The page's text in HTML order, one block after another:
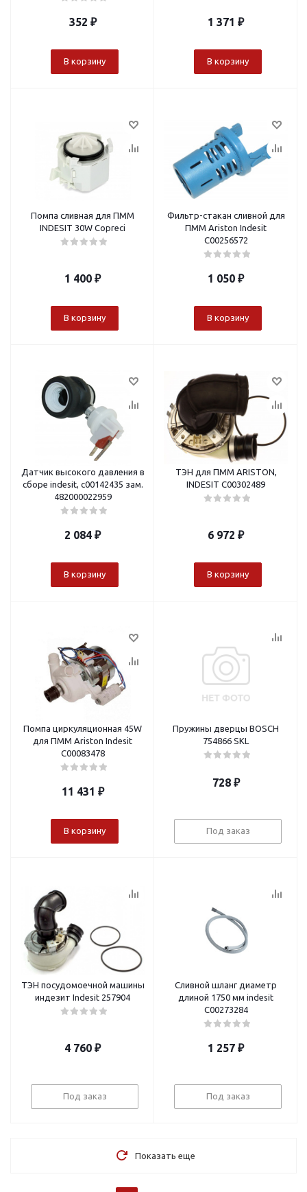
352 ₽
В корзину
1 371 ₽
В корзину
Помпа сливная для ПММ
INDESIT 30W Copreci
1 400 ₽
В корзину
Фильтр-стакан сливной для
ПММ Ariston Indesit
С00256572
1 050 ₽
В корзину
Датчик высокого давления в
сборе indesit, c00142435 зам.
482000022959
2 084 ₽
В корзину
ТЭН для ПММ ARISTON,
INDESIT C00302489
6 972 ₽
В корзину
Помпа циркуляционная 45W
для ПММ Ariston Indesit
С00083478
11 431 ₽
В корзину
Пружины дверцы BOSCH
754866 SKL
728₽
Под заказ
ТЭН посудомоечной машины
индезит Indesit 257904
4 760 ₽
Под заказ
Сливной шланг диаметр
длиной 1750 мм indesit
C00273284
1 257 ₽
Под заказ
Показать еще